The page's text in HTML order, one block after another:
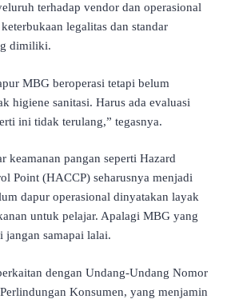
terhadap vendor dan operasional
legalitas dan standar
dimiliki.
MBG beroperasi tetapi belum
higiene sanitasi. Harus ada evaluasi
ini tidak terulang,” tegasnya.
keamanan pangan seperti Hazard
Point (HACCP) seharusnya menjadi
dapur operasional dinyatakan layak
untuk pelajar. Apalagi MBG yang
jangan samapai lalai.
dengan Undang-Undang Nomor
Konsumen, yang menjamin